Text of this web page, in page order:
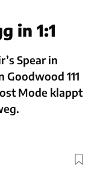
in 1:1
Spear in
111
Mode klappt
Foto: Lego